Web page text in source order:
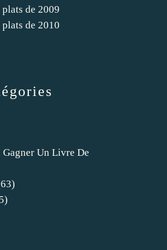
Gagner Un Livre De
de 2009
de 2010